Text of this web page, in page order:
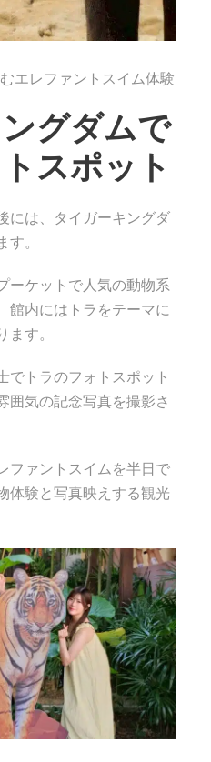
エレファントスイム体験
グダムで
スポット
には、タイガーキングダ
。
ーケットで人気の動物系
館内にはトラをテーマに
す。
でトラのフォトスポット
囲気の記念写真を撮影さ
ファントスイムを半日で
体験と写真映えする観光